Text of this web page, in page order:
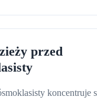
przed
koncentruje